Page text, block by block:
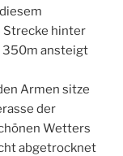
Strecke hinter
350m ansteigt
Armen sitze
der
Wetters
abgetrocknet